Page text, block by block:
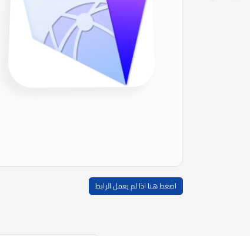
اضغط هنا اذا لم يعمل الرابط